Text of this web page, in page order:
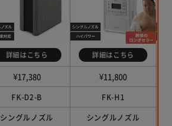
詳細はこちら
¥17,380
FK-D2-B
シングルノズル
詳細はこちら
¥11,800
FK-H1
シングルノズル